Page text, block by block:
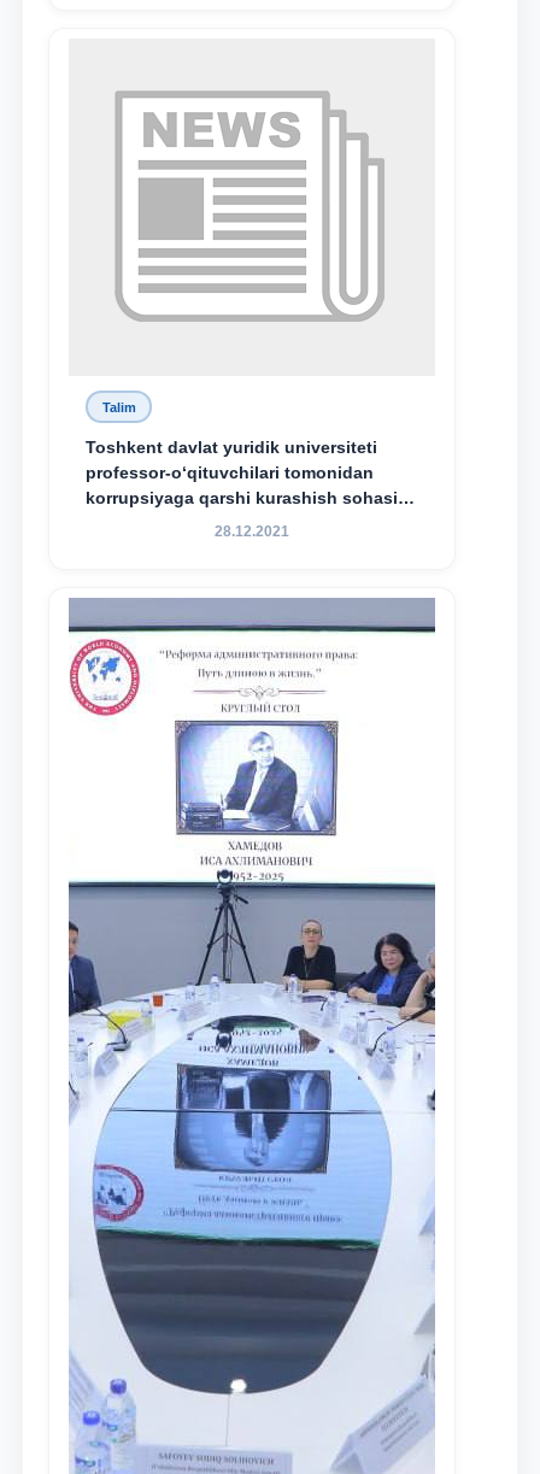
Talim
Toshkent davlat yuridik universiteti
professor-o‘qituvchilari tomonidan
korrupsiyaga qarshi kurashish sohasida
amalga oshirilayotgan islohotlar hamda
maqsadida xorijiy va mahalliy ilmiy
nashrlarda chop etilgan maqolalar
dayjesti
28.12.2021